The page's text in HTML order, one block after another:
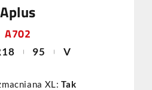
Aplus
A702
95 V
XL:Tak